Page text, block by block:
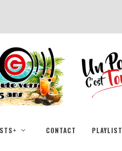
CONTACT PLAYLIST